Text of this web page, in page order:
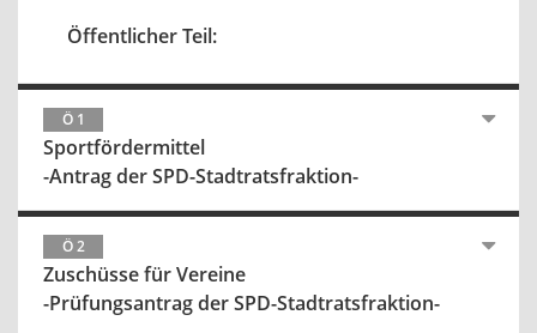
Öffentlicher Teil:
Ö 1
Sportfördermittel
-Antrag der SPD-Stadtratsfraktion-
Ö 2
Zuschüsse für Vereine
-Prüfungsantrag der SPD-Stadtratsfraktion-